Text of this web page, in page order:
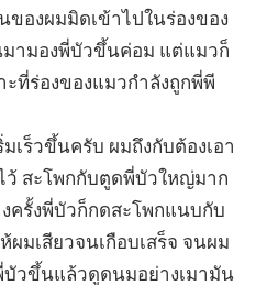
องผมมิดเข้าไปในร่องของ
ามองพี่บัวขึ้นค่อม แต่แมวก็
ะที่ร่องของแมวกำลังถูกพี่พี
เร็วขึ้นครับ ผมถึงกับต้องเอา
ว้ สะโพกกับตูดพี่บัวใหญ่มาก
ครั้งพี่บัวก็กดสะโพกแนบกับ
มเสียวจนเกือบเสร็จ จนผม
วขึ้นแล้วดูดนมอย่างเมามัน